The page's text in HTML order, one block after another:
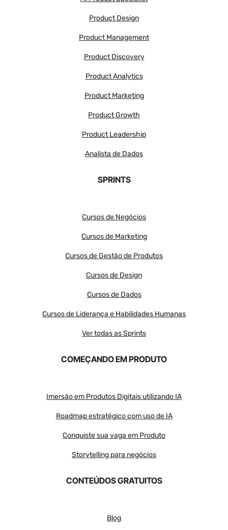
Product Design
Product Management
Product Discovery
Product Analytics
Product Marketing
Product Growth
Product Leadership
Analista de Dados
SPRINTS
Cursos de Negócios
Cursos de Marketing
Cursos de Gestão de Produtos
Cursos de Design
Cursos de Dados
Cursos de Liderança e Habilidades Humanas
Ver todas as Sprints
COMEÇANDO EM PRODUTO
Imersão em Produtos Digitais utilizando IA
Roadmap estratégico com uso de IA
Conquiste sua vaga em Produto
Storytelling para negócios
CONTEÚDOS GRATUITOS
Blog